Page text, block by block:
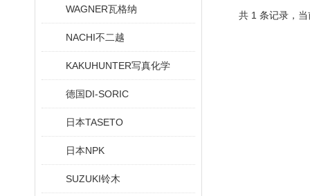
WAGNER瓦格纳
NACHI不二越
KAKUHUNTER写真化学
德国DI-SORIC
日本TASETO
日本NPK
SUZUKI铃木
共 1 条记录，